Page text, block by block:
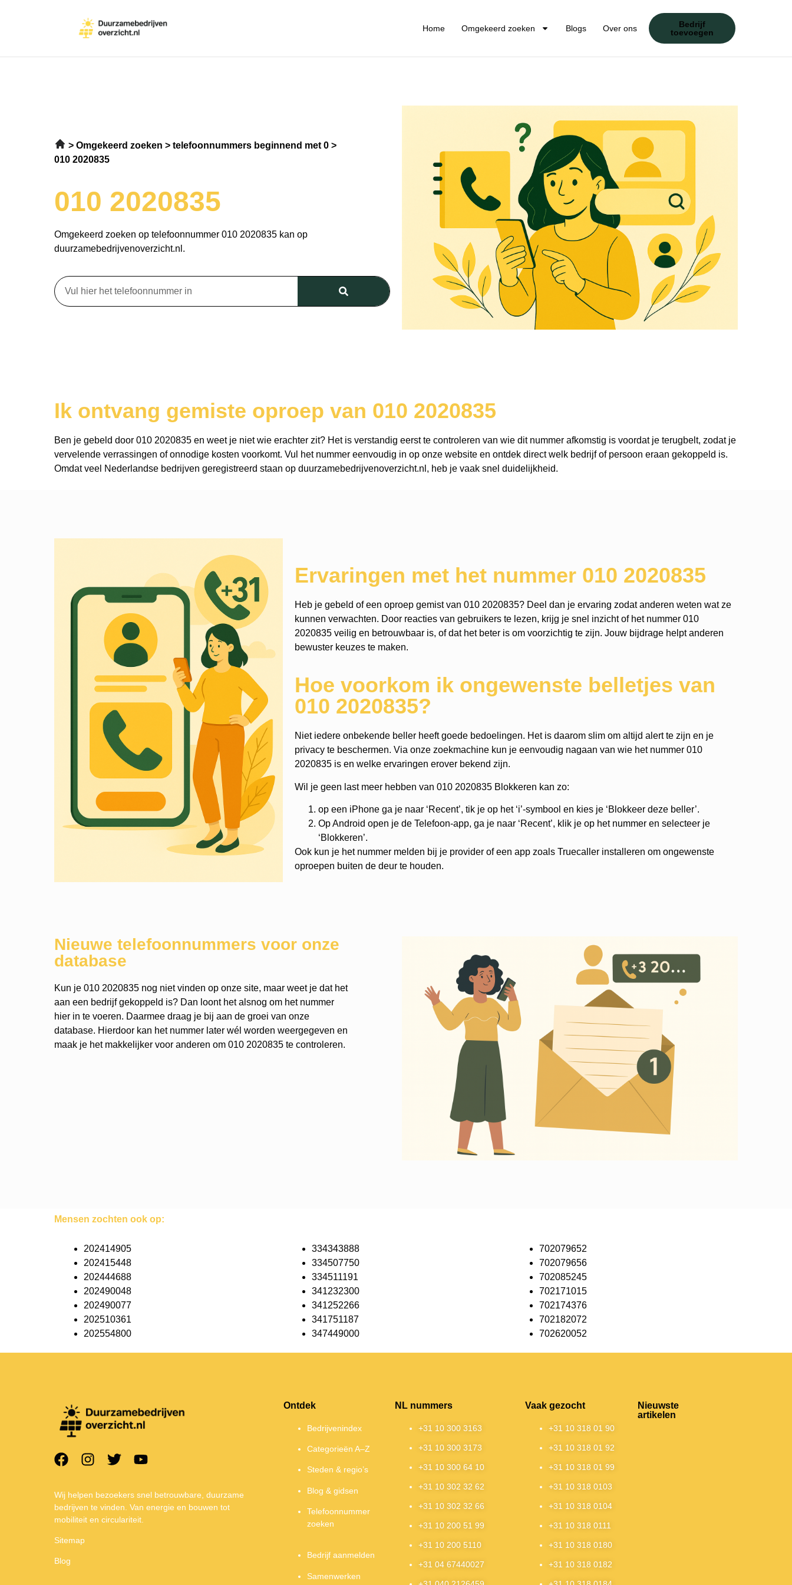
Home Omgekeerd zoeken Blogs Over ons
Bedrijf
toevoegen
Omgekeerd zoeken
telefoonnummers beginnend met 0
010 2020835
010 2020835
Omgekeerd zoeken op telefoonnummer 010 2020835 kan op
duurzamebedrijvenoverzicht.nl.
Ik ontvang gemiste oproep van 010 2020835
Ben je gebeld door 010 2020835 en weet je niet wie erachter zit? Het is verstandig eerst te controleren van wie dit nummer afkomstig is voordat je terugbelt, zodat je
vervelende verrassingen of onnodige kosten voorkomt. Vul het nummer eenvoudig in op onze website en ontdek direct welk bedrijf of persoon eraan gekoppeld is.
Omdat veel Nederlandse bedrijven geregistreerd staan op duurzamebedrijvenoverzicht.nl, heb je vaak snel duidelijkheid.
Ervaringen met het nummer 010 2020835
Heb je gebeld of een oproep gemist van 010 2020835? Deel dan je ervaring zodat anderen weten wat ze
kunnen verwachten. Door reacties van gebruikers te lezen, krijg je snel inzicht of het nummer 010
2020835 veilig en betrouwbaar is, of dat het beter is om voorzichtig te zijn. Jouw bijdrage helpt anderen
bewuster keuzes te maken.
Hoe voorkom ik ongewenste belletjes van
010 2020835?
Niet iedere onbekende beller heeft goede bedoelingen. Het is daarom slim om altijd alert te zijn en je
privacy te beschermen. Via onze zoekmachine kun je eenvoudig nagaan van wie het nummer 010
2020835 is en welke ervaringen erover bekend zijn.
Wil je geen last meer hebben van 010 2020835 Blokkeren kan zo:
op een iPhone ga je naar ‘Recent’, tik je op het ‘i’-symbool en kies je ‘Blokkeer deze beller’.
Op Android open je de Telefoon-app, ga je naar ‘Recent’, klik je op het nummer en selecteer je
‘Blokkeren’.
Ook kun je het nummer melden bij je provider of een app zoals Truecaller installeren om ongewenste
oproepen buiten de deur te houden.
Nieuwe telefoonnummers voor onze
database
Kun je 010 2020835 nog niet vinden op onze site, maar weet je dat het
aan een bedrijf gekoppeld is? Dan loont het alsnog om het nummer
hier in te voeren. Daarmee draag je bij aan de groei van onze
database. Hierdoor kan het nummer later wél worden weergegeven en
maak je het makkelijker voor anderen om 010 2020835 te controleren.
Mensen zochten ook op:
202414905
202415448
202444688
202490048
202490077
202510361
202554800
334343888
334507750
334511191
341232300
341252266
341751187
347449000
702079652
702079656
702085245
702171015
702174376
702182072
702620052
Wij helpen bezoekers snel betrouwbare, duurzame
bedrijven te vinden. Van energie en bouwen tot
mobiliteit en circulariteit.
Sitemap
Blog
Ontdek
Bedrijvenindex
Categorieën A–Z
Steden & regio’s
Blog & gidsen
Telefoonnummer
zoeken
Bedrijf aanmelden
Samenwerken
NL nummers
+31 10 300 3163
+31 10 300 3173
+31 10 300 64 10
+31 10 302 32 62
+31 10 302 32 66
+31 10 200 51 99
+31 10 200 5110
+31 04 67440027
Vaak gezocht
+31 10 318 01 90
+31 10 318 01 92
+31 10 318 01 99
+31 10 318 0103
+31 10 318 0104
+31 10 318 0111
+31 10 318 0180
+31 10 318 0182
Nieuwste
artikelen